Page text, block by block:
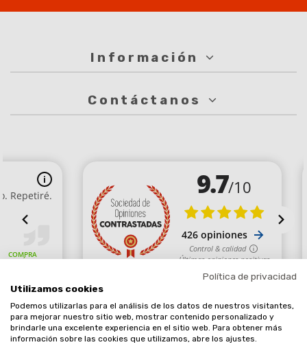
Información
Contáctanos
Comerciante aprobado por la Sociedad de Opiniones Contrastadas,
haga clic aquí para mostrar el certificado.
Política de privacidad
Utilizamos cookies
Podemos utilizarlas para el análisis de los datos de nuestros visitantes,
para mejorar nuestro sitio web, mostrar contenido personalizado y
brindarle una excelente experiencia en el sitio web. Para obtener más
información sobre las cookies que utilizamos, abre los ajustes.